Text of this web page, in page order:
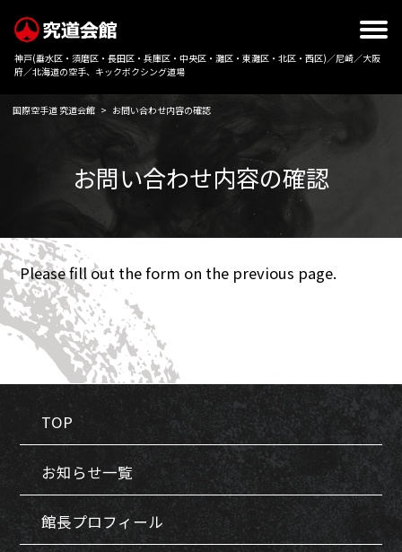
神戸(垂水区・須磨区・長田区・兵庫区・中央区・灘区・東灘区・北区・西区)／尼崎／大阪
府／北海道の空手、キックボクシング道場
国際空手道 究道会館 > お問い合わせ内容の確認
お問い合わせ内容の確認
Please fill out the form on the previous page.
TOP
お知らせ一覧
館長プロフィール